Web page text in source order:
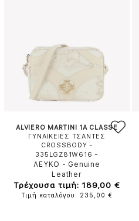
ALVIERO MARTINI 1A CLASSE
ΓΥΝΑΙΚΕΙΕΣ ΤΣΑΝΤΕΣ
CROSSBODY -
335LGZ81W616 -
ΛΕΥΚΟ - Genuine
Leather
Τρέχουσα τιμή: 189,00 €
Τιμή καταλόγου: 235,00 €